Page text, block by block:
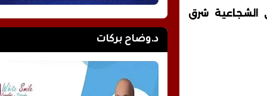
الشجاعية شرق
د.وضاح بركات